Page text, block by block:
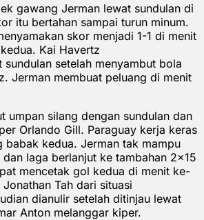
gawang Jerman lewat sundulan di
itu bertahan sampai turun minum.
skor menjadi 1-1 di menit
Kai Havertz
setelah menyambut bola
Jerman membuat peluang di menit
umpan silang dengan sundulan dan
Orlando Gill. Paraguay kerja keras
babak kedua. Jerman tak mampu
laga berlanjut ke tambahan 2x15
mencetak gol kedua di menit ke-
Tah dari situasi
dianulir setelah ditinjau lewat
Anton melanggar kiper.